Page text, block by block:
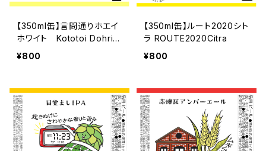
【350ml缶】言問通りホエイ
ホワイト Kototoi Dohri
Whey White
¥800
【350ml缶】ルート2020シト
ラ ROUTE2020Citra
¥800